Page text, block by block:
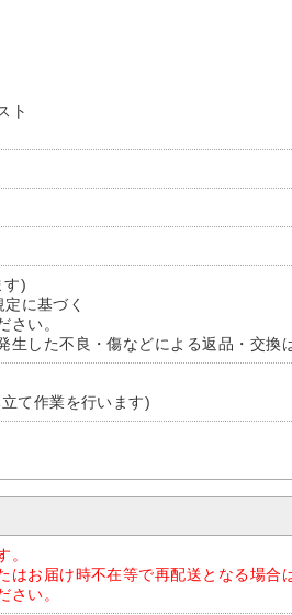
ト
す)
に基づく
さい。
した不良・傷などによる返品・交換
て作業を行います)
。
お届け時不在等で再配送となる場合
さい。